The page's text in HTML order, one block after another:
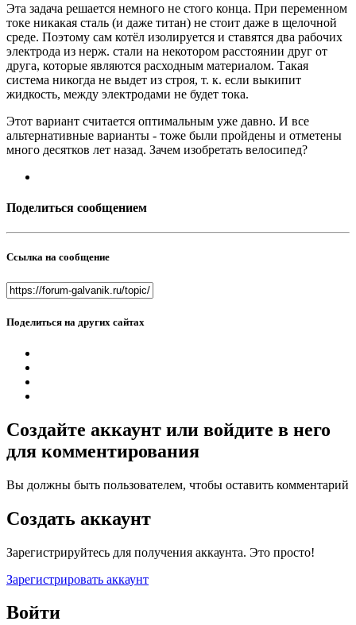
Эта задача решается немного не стого конца. При переменном
токе никакая сталь (и даже титан) не стоит даже в щелочной
среде. Поэтому сам котёл изолируется и ставятся два рабочих
электрода из нерж. стали на некотором расстоянии друг от
друга, которые являются расходным материалом. Такая
система никогда не выдет из строя, т. к. если выкипит
жидкость, между электродами не будет тока.
Этот вариант считается оптимальным уже давно. И все
альтернативные варианты - тоже были пройдены и отметены
много десятков лет назад. Зачем изобретать велосипед?
Поделиться сообщением
Ссылка на сообщение
Поделиться на других сайтах
Создайте аккаунт или войдите в него
для комментирования
Вы должны быть пользователем, чтобы оставить комментарий
Создать аккаунт
Зарегистрируйтесь для получения аккаунта. Это просто!
Зарегистрировать аккаунт
Войти